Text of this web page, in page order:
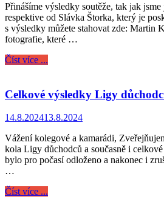
Přinášíme výsledky soutěže, tak jak
respektive od Slávka Štorka, který je
s výsledky můžete stahovat zde: Martin
fotografie, které …
Číst více ...
Celkové výsledky Ligy
14.8.202413.8.2024
Vážení kolegové a kamarádi,
kola Ligy důchodců a současně i
bylo pro počasí odloženo a nakonec i
…
Číst více ...